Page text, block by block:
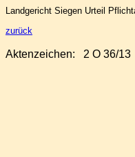
Landgericht Siegen Urteil
zurück
Aktenzeichen: 2 O 36/13